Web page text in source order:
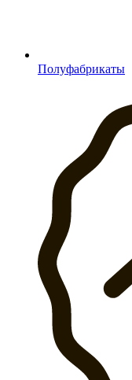
Полуфабрикаты